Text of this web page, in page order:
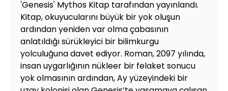
'Genesis' Mythos Kitap tarafından yayınlandı.
Kitap, okuyucularını büyük bir yok oluşun
ardından yeniden var olma çabasının
anlatıldığı sürükleyici bir bilimkurgu
yolculuğuna davet ediyor. Roman, 2097 yılında,
insan uygarlığının nükleer bir felaket sonucu
yok olmasının ardından, Ay yüzeyindeki bir